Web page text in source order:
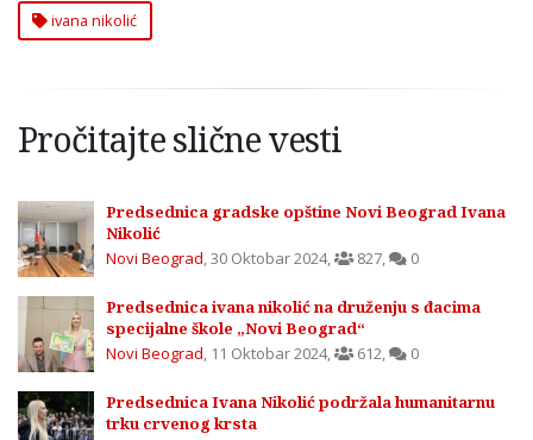
ivana nikolić
Pročitajte slične vesti
Predsednica gradske opštine Novi Beograd Ivana
Nikolić
Novi Beograd,30 Oktobar 2024, 827, 0
Predsednica ivana nikolić na druženju s đacima
specijalne škole „Novi Beograd“
Novi Beograd, 11 Oktobar 2024, 612, 0
Predsednica Ivana Nikolić podržala humanitarnu
trku crvenog krsta